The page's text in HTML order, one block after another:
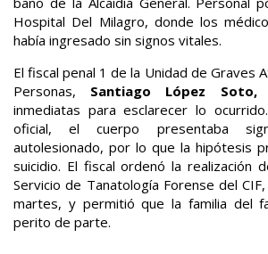
Hospital Del Milagro, donde los
había ingresado sin signos vitales.
El fiscal penal 1 de la Unidad de Graves
Personas, Santiago López Soto,
inmediatas para esclarecer lo
oficial, el cuerpo presentaba
autolesionado, por lo que la hipótesis
suicidio. El fiscal ordenó la realización
Servicio de Tanatología Forense del
martes, y permitió que la familia del
perito de parte.